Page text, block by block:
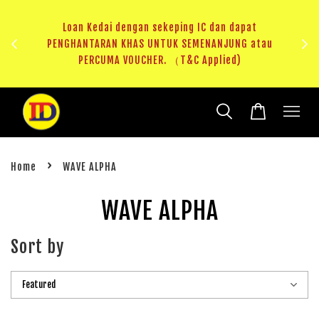
Loan Kedai dengan sekeping IC dan dapat
PENGHANTARAN KHAS UNTUK SEMENANJUNG atau
PERCUMA VOUCHER. （T&C Applied)
Home › WAVE ALPHA
WAVE ALPHA
Sort by